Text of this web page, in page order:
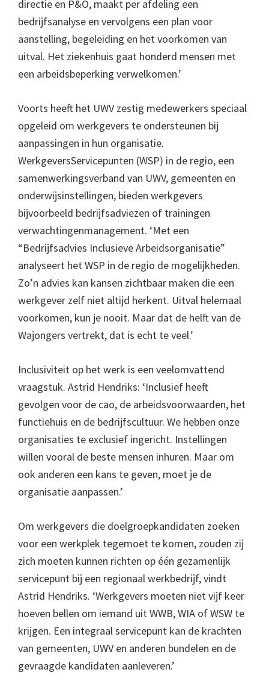
directie en P&O, maakt per afdeling een
bedrijfsanalyse en vervolgens een plan voor
aanstelling, begeleiding en het voorkomen van
uitval. Het ziekenhuis gaat honderd mensen met
een arbeidsbeperking verwelkomen.’
Voorts heeft het UWV zestig medewerkers speciaal
opgeleid om werkgevers te ondersteunen bij
aanpassingen in hun organisatie.
WerkgeversServicepunten (WSP) in de regio, een
samenwerkingsverband van UWV, gemeenten en
onderwijsinstellingen, bieden werkgevers
bijvoorbeeld bedrijfsadviezen of trainingen
verwachtingenmanagement. ‘Met een
“Bedrijfsadvies Inclusieve Arbeidsorganisatie”
analyseert het WSP in de regio de mogelijkheden.
Zo’n advies kan kansen zichtbaar maken die een
werkgever zelf niet altijd herkent. Uitval helemaal
voorkomen, kun je nooit. Maar dat de helft van de
Wajongers vertrekt, dat is echt te veel.’
Inclusiviteit op het werk is een veelomvattend
vraagstuk. Astrid Hendriks: ‘Inclusief heeft
gevolgen voor de cao, de arbeidsvoorwaarden, het
functiehuis en de bedrijfscultuur. We hebben onze
organisaties te exclusief ingericht. Instellingen
willen vooral de beste mensen inhuren. Maar om
ook anderen een kans te geven, moet je de
organisatie aanpassen.’
Om werkgevers die doelgroepkandidaten zoeken
voor een werkplek tegemoet te komen, zouden zij
zich moeten kunnen richten op één gezamenlijk
servicepunt bij een regionaal werkbedrijf, vindt
Astrid Hendriks. ‘Werkgevers moeten niet vijf keer
hoeven bellen om iemand uit WWB, WIA of WSW te
krijgen. Een integraal servicepunt kan de krachten
van gemeenten, UWV en anderen bundelen en de
gevraagde kandidaten aanleveren.’